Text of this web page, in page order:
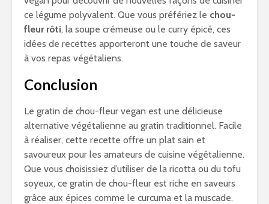
ce légume polyvalent. Que vous préfériez le chou-
fleur rôti, la soupe crémeuse ou le curry épicé, ces
idées de recettes apporteront une touche de saveur
à vos repas végétaliens.
Conclusion
Le gratin de chou-fleur vegan est une délicieuse
alternative végétalienne au gratin traditionnel. Facile
à réaliser, cette recette offre un plat sain et
savoureux pour les amateurs de cuisine végétalienne.
Que vous choisissiez d’utiliser de la ricotta ou du tofu
soyeux, ce gratin de chou-fleur est riche en saveurs
grâce aux épices comme le curcuma et la muscade.